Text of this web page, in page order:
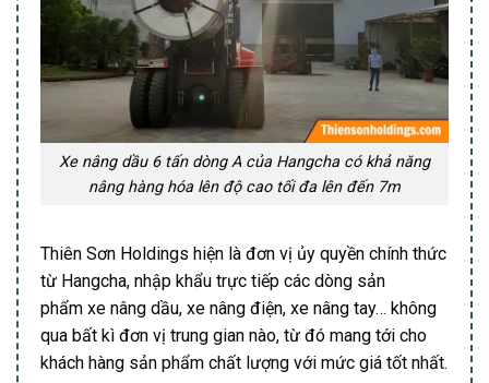
Xe nâng dầu 6 tấn dòng A của Hangcha có khả năng
nâng hàng hóa lên độ cao tối đa lên đến 7m
Thiên Sơn Holdings hiện là đơn vị ủy quyền chính thức
từ Hangcha, nhập khẩu trực tiếp các dòng sản
phẩm xe nâng dầu, xe nâng điện, xe nâng tay… không
qua bất kì đơn vị trung gian nào, từ đó mang tới cho
khách hàng sản phẩm chất lượng với mức giá tốt nhất.